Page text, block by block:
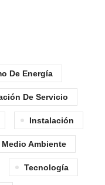
De Energía
De Servicio
Instalación
Medio Ambiente
Tecnología